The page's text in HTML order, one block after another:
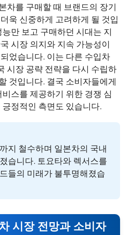
차를 구매할 때 브랜드의 장기
욱 신중하게 고려하게 될 것입
만 보고 구매하던 시대는 지
시장 의지와 지속 가능성이
었습니다. 이는 다른 수입차
시장 공략 전략을 다시 수립하
것입니다. 결국 소비자들에게
스를 제공하기 위한 경쟁 심
정적인 측면도 있습니다.
지 철수하며 일본차의 국내
습니다. 토요타와 렉서스를
들의 미래가 불투명해졌습
시장 전망과 소비자